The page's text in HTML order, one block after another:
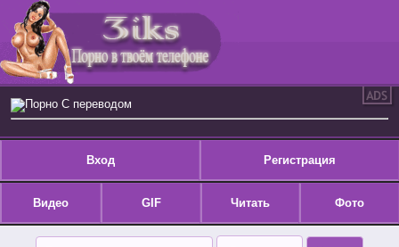
Порно С переводом
Вход Регистрация
Видео GIF Читать Фото